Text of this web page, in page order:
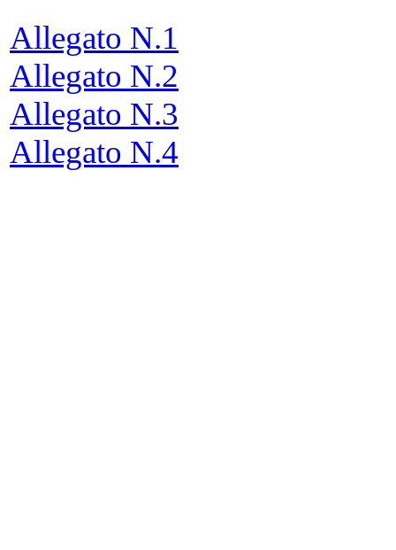
Allegato N.1
Allegato N.2
Allegato N.3
Allegato N.4